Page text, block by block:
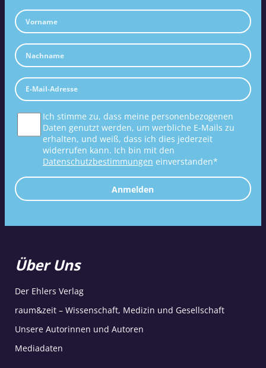
Ich stimme zu, dass meine personenbezogenen
Daten genutzt werden, um werbliche E-Mails zu
erhalten, und weiß, dass ich dies jederzeit
widerrufen kann. Ich bin mit den
Datenschutzbestimmungen einverstanden*
Anmelden
Über Uns
Der Ehlers Verlag
raum&zeit – Wissenschaft, Medizin und Gesellschaft
Unsere Autorinnen und Autoren
Mediadaten